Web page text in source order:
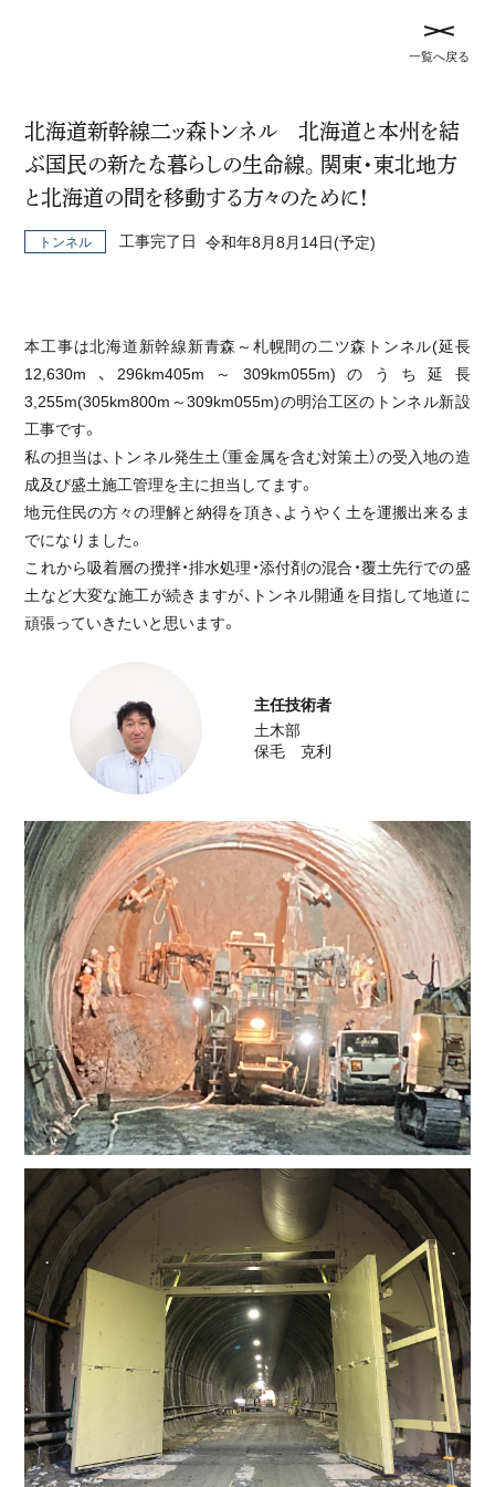
ー
を
開
事業実績
全て トンネル 橋梁 河川 治山
農地
未来の農業を支える、14haの大地づくり
農地
前例のない施工条件を、確かな技術で乗り
道路
農地
2025.12.19 工事完了
農地
ICT施工で挑んだ水田地帯における農業基
盤の強化
2026.02.20 工事完了
橋梁
老朽化した橋梁を守り継ぐ、巻立て新設工
事
2026.03.30 工事完了
1 2 5
記
閉
じ
る
一覧へ戻る
北海道新幹線二ッ森トンネル 北海道と本州を結
ぶ国民の新たな暮らしの生命線。関東・東北地方
と北海道の間を移動する方々のために！
トンネル 工事完了日 令和年8月8月14日(予定)
主任技術者
土木部
保毛 克利
本工事は北海道新幹線新青森～札幌間の二ツ森トンネル(延長
12,630m、296km405m～309km055m)のうち延長
3,255m(305km800m～309km055m)の明治工区のトンネル新設
工事です。
私の担当は、トンネル発生土（重金属を含む対策土）の受入地の造
成及び盛土施工管理を主に担当してます。
地元住民の方々の理解と納得を頂き、ようやく土を運搬出来るま
でになりました。
これから吸着層の攪拌・排水処理・添付剤の混合・覆土先行での盛
土など大変な施工が続きますが、トンネル開通を目指して地道に
頑張っていきたいと思います。